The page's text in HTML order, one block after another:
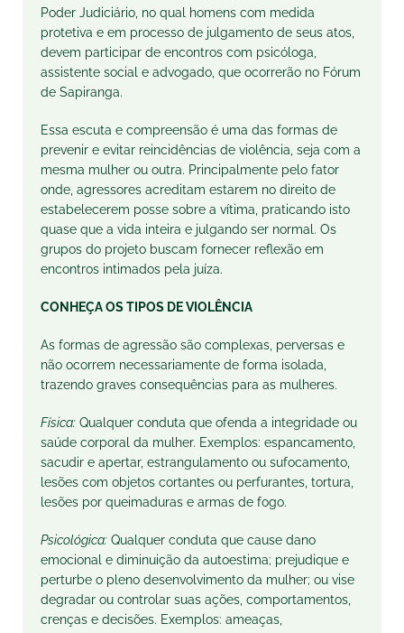
Poder Judiciário, no qual homens com medida
protetiva e em processo de julgamento de seus atos,
devem participar de encontros com psicóloga,
assistente social e advogado, que ocorrerão no Fórum
de Sapiranga.
Essa escuta e compreensão é uma das formas de
prevenir e evitar reincidências de violência, seja com a
mesma mulher ou outra. Principalmente pelo fator
onde, agressores acreditam estarem no direito de
estabelecerem posse sobre a vítima, praticando isto
quase que a vida inteira e julgando ser normal. Os
grupos do projeto buscam fornecer reflexão em
encontros intimados pela juíza.
CONHEÇA OS TIPOS DE VIOLÊNCIA
As formas de agressão são complexas, perversas e
não ocorrem necessariamente de forma isolada,
trazendo graves consequências para as mulheres.
Física: Qualquer conduta que ofenda a integridade ou
saúde corporal da mulher. Exemplos: espancamento,
sacudir e apertar, estrangulamento ou sufocamento,
lesões com objetos cortantes ou perfurantes, tortura,
lesões por queimaduras e armas de fogo.
Psicológica: Qualquer conduta que cause dano
emocional e diminuição da autoestima; prejudique e
perturbe o pleno desenvolvimento da mulher; ou vise
degradar ou controlar suas ações, comportamentos,
crenças e decisões. Exemplos: ameaças,